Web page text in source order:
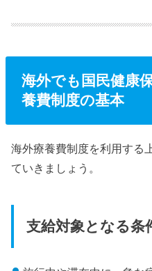
海外でも国民健康
養費制度の基本
海外療養費制度を利用する
ていきましょう。
支給対象となる条